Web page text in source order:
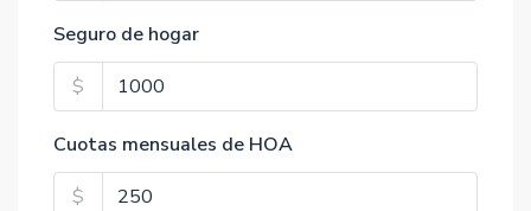
Seguro de hogar
$
Cuotas mensuales de HOA
$